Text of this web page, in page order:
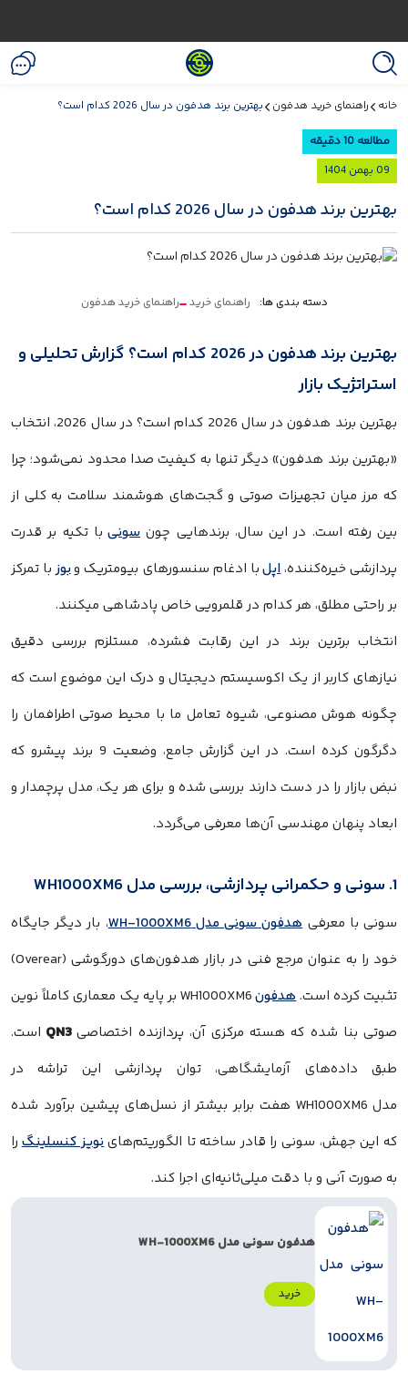
خانه راهنمای خرید هدفون بهترین برند هدفون در سال 2026 کدام است؟
مطالعه 10 دقیقه
09 بهمن 1404
بهترین برند هدفون در سال 2026 کدام است؟
دسته بندی ها: راهنمای خرید راهنمای خرید هدفون
بهترین برند هدفون در 2026 کدام است؟ گزارش تحلیلی و
استراتژیک بازار
بهترین برند هدفون در سال 2026 کدام است؟ در سال 2026، انتخاب
«بهترین برند هدفون» دیگر تنها به کیفیت صدا محدود نمی‌شود؛ چرا
که مرز میان تجهیزات صوتی و گجت‌های هوشمند سلامت به کلی از
بین رفته است. در این سال، برندهایی چونسونیبا تکیه بر قدرت
پردازشی خیره‌کننده،اپلبا ادغام سنسورهای بیومتریک وبوزبا تمرکز
بر راحتی مطلق، هر کدام در قلمرویی خاص پادشاهی میکنند.
انتخاب برترین برند در این رقابت فشرده، مستلزم بررسی دقیق
نیازهای کاربر از یک اکوسیستم دیجیتال و درک این موضوع است که
چگونه هوش مصنوعی، شیوه تعامل ما با محیط صوتی اطرافمان را
دگرگون کرده است. در این گزارش جامع، وضعیت 9 برند پیشرو که
نبض بازار را در دست دارند بررسی شده و برای هر یک، مدل پرچمدار و
ابعاد پنهان مهندسی آن‌ها معرفی می‌گردد.
سونی با معرفیهدفون سونی مدل WH-1000XM6
، بار دیگر جایگاه
خود را به عنوان مرجع فنی در بازار هدفون‌های دورگوشی (Overear)
تثبیت کرده است.هدفون
WH1000XM6 بر پایه یک معماری کاملاً نوین
صوتی بنا شده که هسته مرکزی آن، پردازنده اختصاصیQN3است.
طبق داده‌های آزمایشگاهی، توان پردازشی این تراشه در
مدل WH1000XM6 هفت برابر بیشتر از نسل‌های پیشین برآورد شده
که این جهش، سونی را قادر ساخته تا الگوریتم‌هاینویز کنسلینگرا
به صورت آنی و با دقت میلی‌ثانیه‌ای اجرا کند.
هدفون سونی مدل WH-1000XM6
خرید